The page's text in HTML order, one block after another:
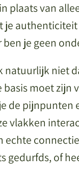
plaats van
je authenticiteit
je geen
natuurlijk niet
moet zijn
de pijnpunten
vlakken
echte
gedurfds, of